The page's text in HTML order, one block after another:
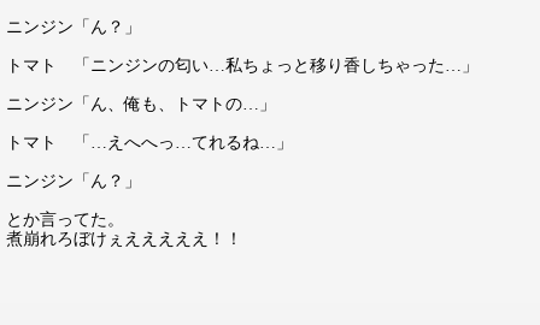
ニンジン「ん？」
トマト 「ニンジンの匂い…私ちょっと移り香しちゃった…」
ニンジン「ん、俺も、トマトの…」
トマト 「…えへへっ…てれるね…」
ニンジン「ん？」
とか言ってた。
煮崩れろぼけぇえええええ！！